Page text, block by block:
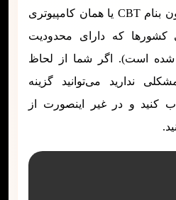
گردد (نوع دیگری از آزمون بنام CBT یا همان کامپیوتری
که دارای محدودیت
شده است). اگر شما از لحاظ
ندارید می‌توانید گزینه
کنید و در غیر اینصورت از